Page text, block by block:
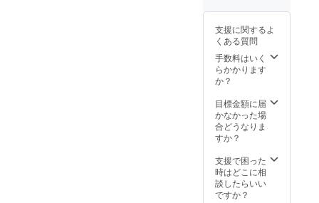
公開後
にご注
文いた
だいて
からと
なりま
了承く
ださ
い。 ＜
ル＞ お
礼の
メール
をお送
す。支
払いが
発生し
てしま
います
ので、
機能を
使用し
てのご
くださ
い。 ま
た、お
届け予
させて
きます
ので、
ご了承
くださ
い。ま
真は、
後日お
送りす
るサン
メール
に添付
してご
返信く
なくロ
ラスト
などで
も結構
です。
また、
フィー
ルは自
己紹介
や宣伝
制限文
字数以
内でご
自由に
(特大)＞
内の支
援者紹
介ペー
ジにお
名前と
お住ま
いの都
道府県
を掲載
いただ
きま
す。も
ちろ
支援に関するよ
くある質問
手数料はいく
らかかります
か？
目標金額に届
かなかった場
合どうなりま
すか？
支援で困った
時はどこに相
談したらいい
ですか？